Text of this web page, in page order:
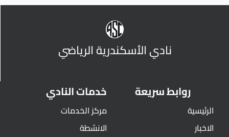
نادي الأسكندرية الرياضي
روابط سريعة
الرئيسية
الاخبار
خدمات النادي
مركز الخدمات
الانشطة